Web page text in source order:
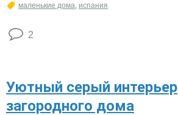
маленькие дома, испания
2
Уютный серый интерьер
загородного дома